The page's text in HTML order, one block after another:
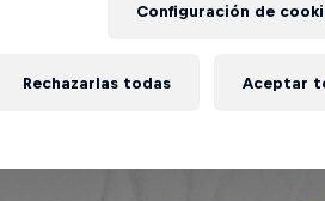
Configuración de
Rechazarlas todas Aceptar